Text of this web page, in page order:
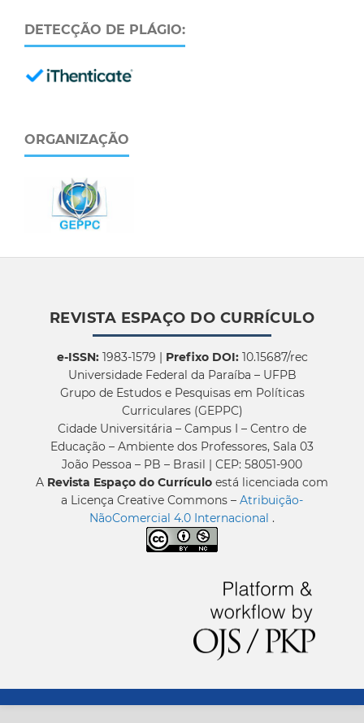
DETECÇÃO DE PLÁGIO:
ORGANIZAÇÃO
REVISTA ESPAÇO DO CURRÍCULO
e-ISSN:1983-1579 | Prefixo DOI:10.15687/rec
Universidade Federal da Paraíba – UFPB
Grupo de Estudos e Pesquisas em Políticas
Curriculares (GEPPC)
Cidade Universitária – Campus I – Centro de
Educação – Ambiente dos Professores, Sala 03
João Pessoa – PB – Brasil | CEP: 58051-900
A Revista Espaço do Currículo está licenciada com
a Licença Creative Commons – Atribuição-
NãoComercial 4.0 Internacional .